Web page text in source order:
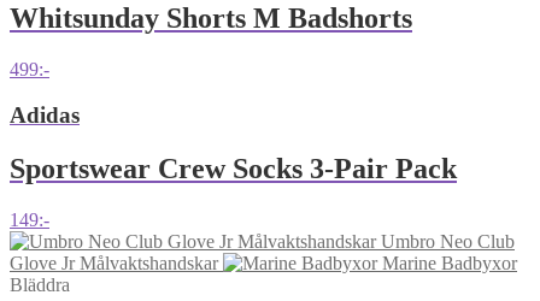
Whitsunday Shorts M Badshorts
499:-
Adidas
Sportswear Crew Socks 3-Pair Pack
149:-
Umbro Neo Club
Glove Jr Målvaktshandskar
Marine Badbyxor
Bläddra